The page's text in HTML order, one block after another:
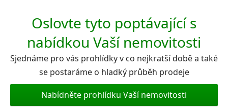
Oslovte tyto poptávající s
nabídkou Vaší nemovitosti
Sjednáme pro vás prohlídky v co nejkratší době a také
se postaráme o hladký průběh prodeje
Nabídněte prohlídku Vaší nemovitosti